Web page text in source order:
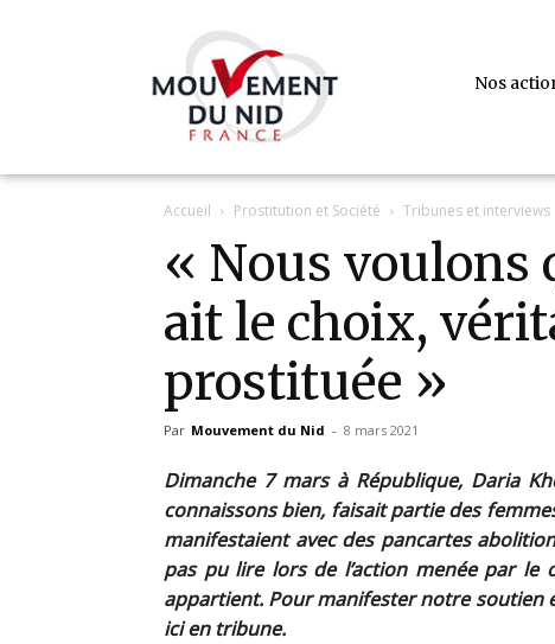
Nos
Accueil Prostitution et Société Tribunes et interviews
« Nous voulons
ait le choix,
prostituée »
Par Mouvement du Nid - 8 mars 2021
Dimanche 7 mars à République, Daria
connaissons bien, faisait partie des
manifestaient avec des pancartes
pas pu lire lors de l’action menée par
appartient. Pour manifester notre soutien
ici en tribune.